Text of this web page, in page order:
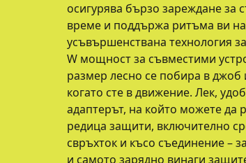
осигурява бързо зареждане за
време и поддържа ритъма ви на
усъвършенствана технология
W мощност за съвместими
размер лесно се побира в джоб
когато сте в движение. Лек,
адаптерът, на който можете да
редица защити, включително
свръхток и късо съединение –
и самото зарядно винаги